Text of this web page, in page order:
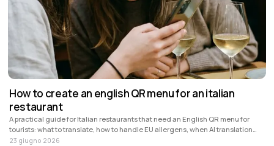
How to create an english QR menu for an italian
restaurant
A practical guide for Italian restaurants that need an English QR menu for
tourists: what to translate, how to handle EU allergens, when AI translation
helps and how Stello fits.
23 giugno 2026